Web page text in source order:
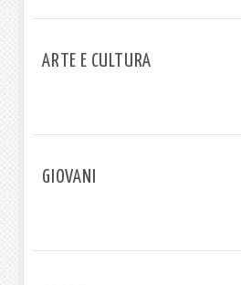
ARTE E CULTURA
GIOVANI